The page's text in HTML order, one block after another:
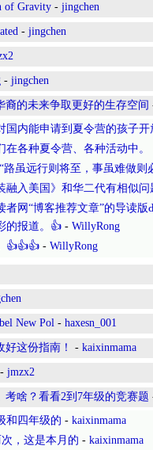
of Gravity - jingchen
- jingchen
- jingchen
的未来争取更好的生存空间
国内能申请到夏令营的孩子开
各种夏令营、各种活动中。
路虽远行则将至，事虽难做则
融入美国》和华二代有相似问
者网“博客推荐文章”的导读版
的报道。👍 - WillyRong
👍👍👍 - WillyRong
New Pol - haxesn_001
这份指南！ - kaixinmama
- jmzx2
啥？看看2到7年级的竞赛题
和四年级的 - kaixinmama
，这是本月的 - kaixinmama